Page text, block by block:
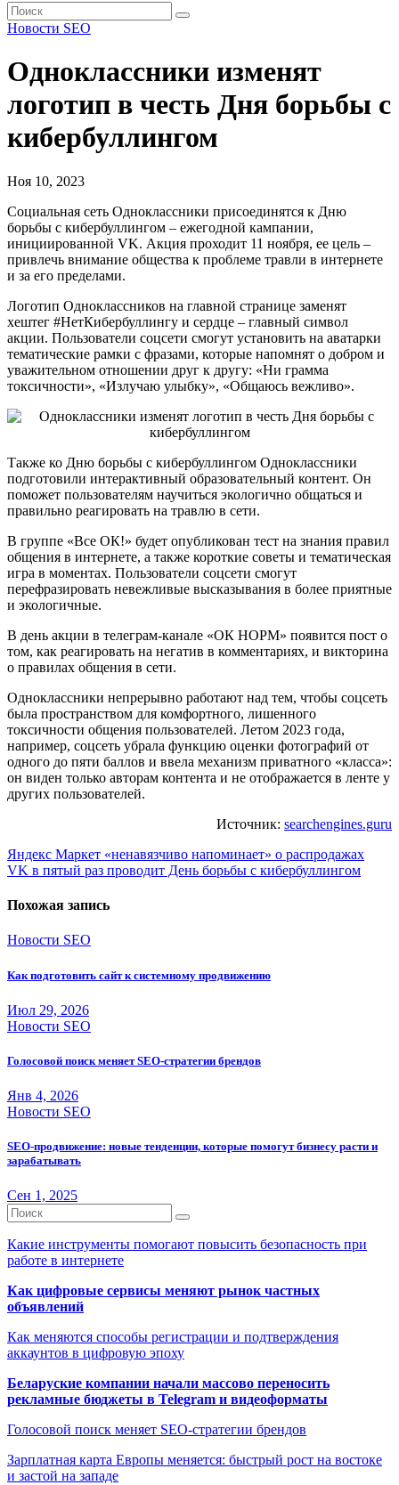
Новости SEO
Одноклассники изменят
логотип в честь Дня борьбы с
кибербуллингом
Ноя 10, 2023
Социальная сеть Одноклассники присоединятся к Дню
борьбы с кибербуллингом – ежегодной кампании,
инициированной VK. Акция проходит 11 ноября, ее цель –
привлечь внимание общества к проблеме травли в интернете
и за его пределами.
Логотип Одноклассников на главной странице заменят
хештег #НетКибербуллингу и сердце – главный символ
акции. Пользователи соцсети смогут установить на аватарки
тематические рамки с фразами, которые напомнят о добром и
уважительном отношении друг к другу: «Ни грамма
токсичности», «Излучаю улыбку», «Общаюсь вежливо».
Также ко Дню борьбы с кибербуллингом Одноклассники
подготовили интерактивный образовательный контент. Он
поможет пользователям научиться экологично общаться и
правильно реагировать на травлю в сети.
В группе «Все ОК!» будет опубликован тест на знания правил
общения в интернете, а также короткие советы и тематическая
игра в моментах. Пользователи соцсети смогут
перефразировать невежливые высказывания в более приятные
и экологичные.
В день акции в телеграм-канале «ОК НОРМ» появится пост о
том, как реагировать на негатив в комментариях, и викторина
о правилах общения в сети.
Одноклассники непрерывно работают над тем, чтобы соцсеть
была пространством для комфортного, лишенного
токсичности общения пользователей. Летом 2023 года,
например, соцсеть убрала функцию оценки фотографий от
одного до пяти баллов и ввела механизм приватного «класса»:
он виден только авторам контента и не отображается в ленте у
других пользователей.
Источник: searchengines.guru
Навигация
по
записям
Яндекс Маркет «ненавязчиво напоминает» о распродажах
VK в пятый раз проводит День борьбы с кибербуллингом
Похожая запись
Новости SEO
Как подготовить сайт к системному продвижению
Июл 29, 2026
Новости SEO
Голосовой поиск меняет SEO-стратегии брендов
Янв 4, 2026
Новости SEO
SEO-продвижение: новые тенденции, которые помогут бизнесу расти и
зарабатывать
Сен 1, 2025
Какие инструменты помогают повысить безопасность при
работе в интернете
Как цифровые сервисы меняют рынок частных
объявлений
Как меняются способы регистрации и подтверждения
аккаунтов в цифровую эпоху
Беларуские компании начали массово переносить
рекламные бюджеты в Telegram и видеоформаты
Голосовой поиск меняет SEO-стратегии брендов
Зарплатная карта Европы меняется: быстрый рост на востоке
и застой на западе